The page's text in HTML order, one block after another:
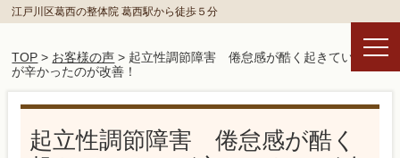
江戸川区葛西の整体院 葛西駅から徒歩５分
TOP > お客様の声 > 起立性調節障害 倦怠感が酷く起きているの
が辛かったのが改善！
起立性調節障害 倦怠感が酷く